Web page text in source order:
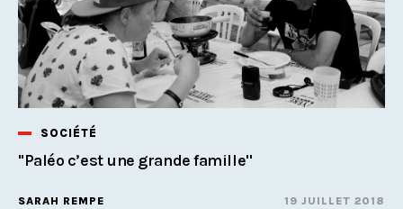
SOCIÉTÉ
"Paléo c’est une grande famille''
SARAH REMPE 19 JUILLET 2018